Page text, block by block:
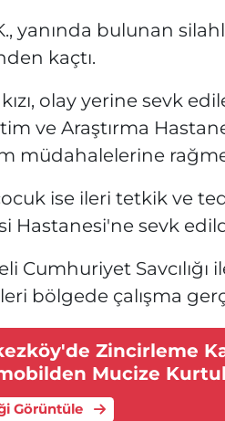
yanında bulunan
kaçtı.
olay yerine sevk
ve Araştırma
müdahalelerine
ise ileri tetkik ve
Hastanesi'ne sevk
Cumhuriyet
bölgede çalışma
Zincirleme
Mucize
Görüntüle